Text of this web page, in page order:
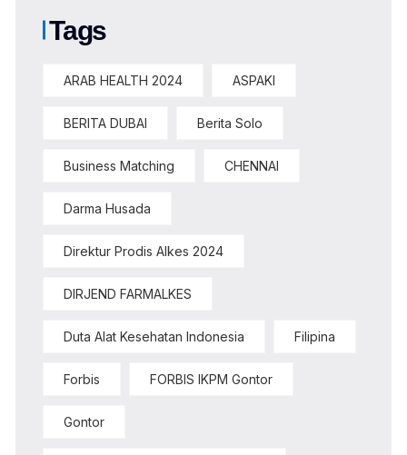
Tags
ARAB HEALTH 2024 ASPAKI
BERITA DUBAI Berita Solo
Business Matching CHENNAI
Darma Husada
Direktur Prodis Alkes 2024
DIRJEND FARMALKES
Duta Alat Kesehatan Indonesia Filipina
Forbis FORBIS IKPM Gontor
Gontor